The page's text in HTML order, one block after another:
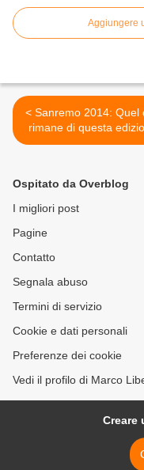
Aggiungere
< Sanremo 2014: Quel che
rimane di questa
Ospitato da Overblog
I migliori post
Pagine
Contatto
Segnala abuso
Termini di servizio
Cookie e dati personali
Preferenze dei cookie
Vedi il profilo di Marco
Creare